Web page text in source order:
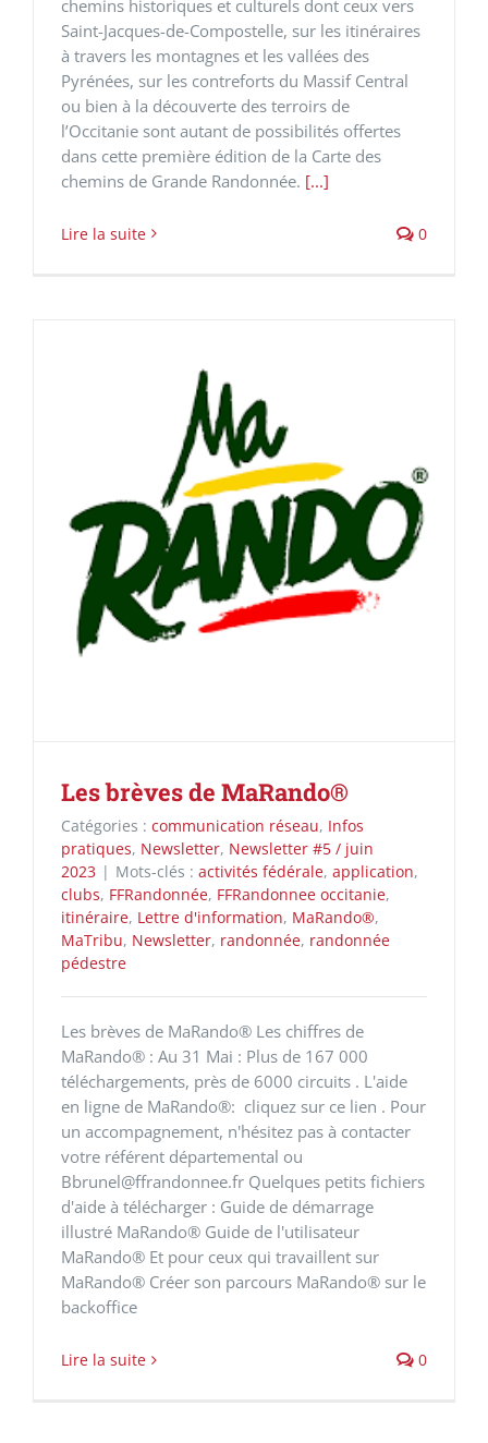
chemins historiques et culturels dont ceux vers
Saint-Jacques-de-Compostelle, sur les itinéraires
à travers les montagnes et les vallées des
Pyrénées, sur les contreforts du Massif Central
ou bien à la découverte des terroirs de
l’Occitanie sont autant de possibilités offertes
dans cette première édition de la Carte des
chemins de Grande Randonnée. [...]
Lire la suite 0
Les brèves de MaRando®
Catégories : communication réseau, Infos
pratiques, Newsletter, Newsletter #5 / juin
2023 | Mots-clés : activités fédérale, application,
clubs, FFRandonnée, FFRandonnee occitanie,
itinéraire, Lettre d'information, MaRando®,
MaTribu, Newsletter, randonnée, randonnée
pédestre
Les brèves de MaRando® Les chiffres de
MaRando® : Au 31 Mai : Plus de 167 000
téléchargements, près de 6000 circuits . L'aide
en ligne de MaRando®: cliquez sur ce lien . Pour
un accompagnement, n'hésitez pas à contacter
votre référent départemental ou
Bbrunel@ffrandonnee.fr Quelques petits fichiers
d'aide à télécharger : Guide de démarrage
illustré MaRando® Guide de l'utilisateur
MaRando® Et pour ceux qui travaillent sur
MaRando® Créer son parcours MaRando® sur le
backoffice
Lire la suite 0